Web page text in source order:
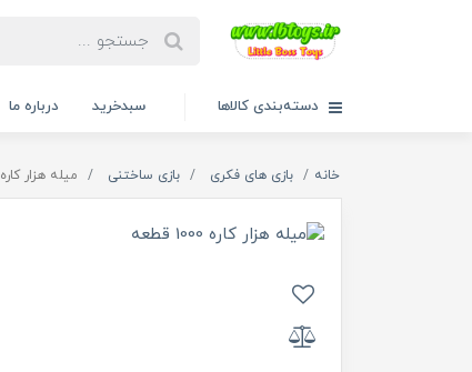
دسته‌بندی کالاها سبدخرید درباره ما
خانه بازی های فکری بازی ساختنی میله هزار کاره 1000 قطعه